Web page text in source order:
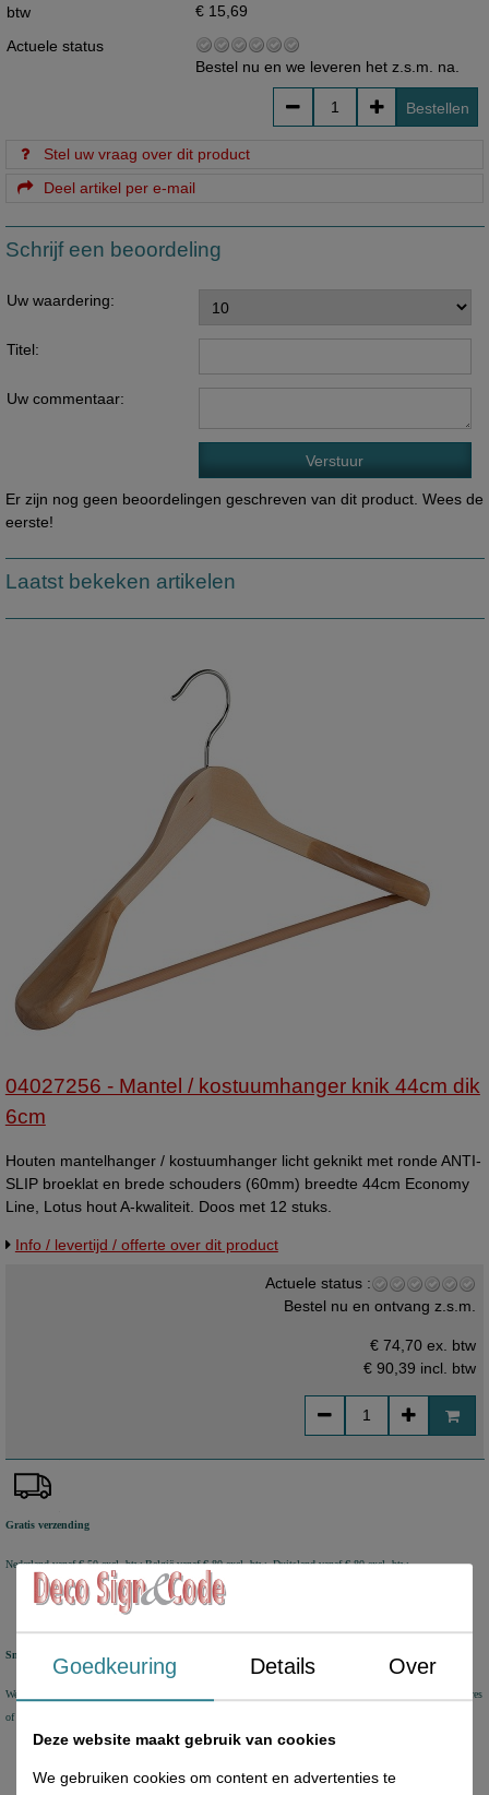
btw
€ 15,69
Actuele status
Bestel nu en we leveren het z.s.m. na.
Bestellen
Stel uw vraag over dit product
Deel artikel per e-mail
Schrijf een beoordeling
Uw waardering:
Titel:
Uw commentaar:
Er zijn nog geen beoordelingen geschreven van dit product. Wees de
eerste!
Laatst bekeken artikelen
04027256 - Mantel / kostuumhanger knik 44cm dik
6cm
Houten mantelhanger / kostuumhanger licht geknikt met ronde ANTI-
SLIP broeklat en brede schouders (60mm) breedte 44cm Economy
Line, Lotus hout A-kwaliteit. Doos met 12 stuks.
Info / levertijd / offerte over dit product
Actuele status :
Bestel nu en ontvang z.s.m.
€ 74,70 ex. btw
€ 90,39 incl. btw
Gratis verzending
Nederland vanaf € 50 excl. btwBelgië vanaf € 80 excl. btw Duitsland vanaf € 80 excl. btw
Snel geleverd
We verzenden voorraad artikelen binnen 1-2 werkdagen met DHL Parcel of DHL for You. Aflevering op adres
of DHL Service Point
Goedkeuring Details Over
Deze website maakt gebruik van cookies
We gebruiken cookies om content en advertenties te